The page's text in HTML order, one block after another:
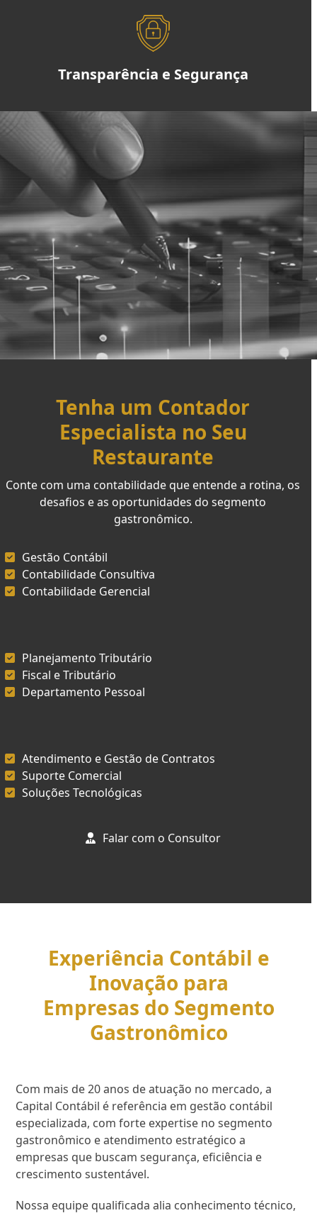
Transparência e Segurança
Tenha um Contador
Especialista no Seu
Restaurante
Conte com uma contabilidade que entende a rotina, os
desafios e as oportunidades do segmento
gastronômico.
Gestão Contábil
Contabilidade Consultiva
Contabilidade Gerencial
Planejamento Tributário
Fiscal e Tributário
Departamento Pessoal
Atendimento e Gestão de Contratos
Suporte Comercial
Soluções Tecnológicas
Falar com o Consultor
Experiência Contábil e
Inovação para
Empresas do Segmento
Gastronômico
Com mais de 20 anos de atuação no mercado, a
Capital Contábil é referência em gestão contábil
especializada, com forte expertise no segmento
gastronômico e atendimento estratégico a
empresas que buscam segurança, eficiência e
crescimento sustentável.
Nossa equipe qualificada alia conhecimento técnico,